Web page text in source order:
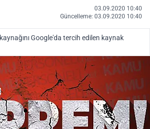
03.09.2020 10:40
Güncelleme: 03.09.2020 10:40
kaynağını Google'da tercih edilen kaynak